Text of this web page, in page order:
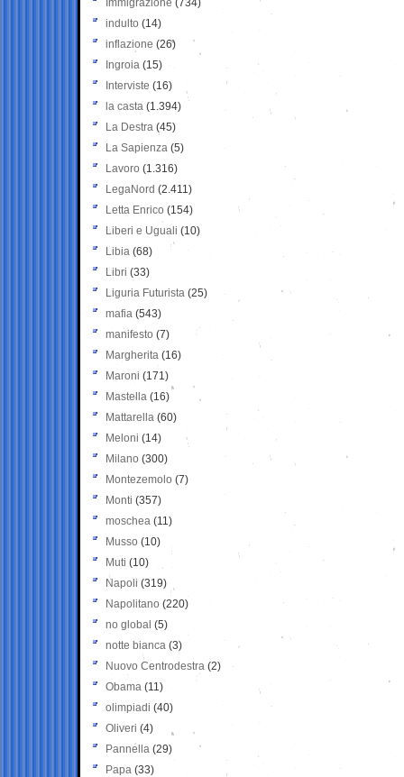
Immigrazione (734)
indulto (14)
inflazione (26)
Ingroia (15)
Interviste (16)
la casta (1.394)
La Destra (45)
La Sapienza (5)
Lavoro (1.316)
LegaNord (2.411)
Letta Enrico (154)
Liberi e Uguali (10)
Libia (68)
Libri (33)
Liguria Futurista (25)
mafia (543)
manifesto (7)
Margherita (16)
Maroni (171)
Mastella (16)
Mattarella (60)
Meloni (14)
Milano (300)
Montezemolo (7)
Monti (357)
moschea (11)
Musso (10)
Muti (10)
Napoli (319)
Napolitano (220)
no global (5)
notte bianca (3)
Nuovo Centrodestra (2)
Obama (11)
olimpiadi (40)
Oliveri (4)
Pannella (29)
Papa (33)